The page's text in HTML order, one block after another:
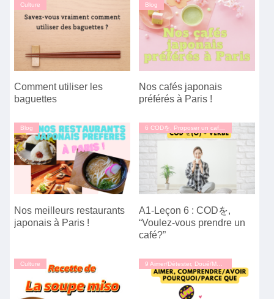
Culture
Comment utiliser les
baguettes
Blog
Nos cafés japonais
préférés à Paris !
Blog
Nos meilleurs restaurants
japonais à Paris !
6 CODを, Proposer un café, Particule "de"
A1-Leçon 6 : CODを,
“Voulez-vous prendre un
café?”
Culture 9 Aimer/Détester, Doué/Mauvais, Comprendre/Avoir